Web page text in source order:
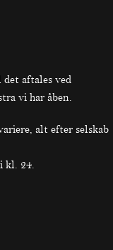
aftales ved
vi har åben.
alt efter selskab
kl. 24.